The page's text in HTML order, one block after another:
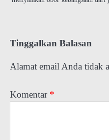
Tinggalkan Balasan
Alamat email Anda tidak
Komentar *